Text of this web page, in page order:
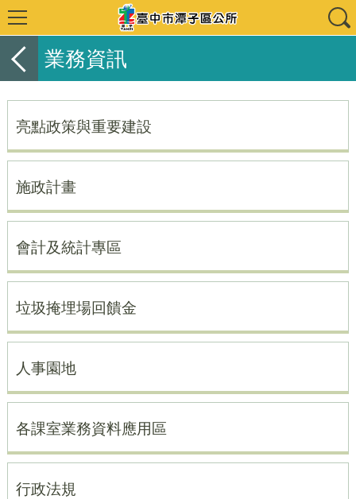
業務資訊
亮點政策與重要建設
施政計畫
會計及統計專區
垃圾掩埋場回饋金
人事園地
各課室業務資料應用區
行政法規